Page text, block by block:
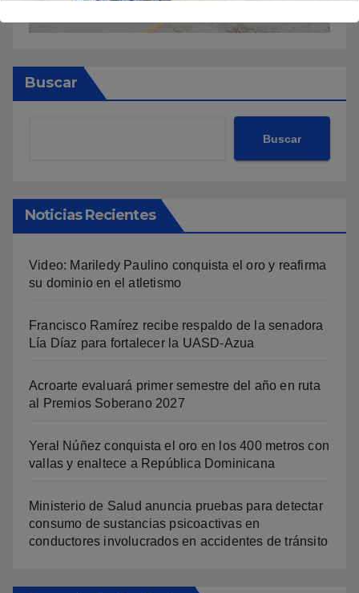
Buscar
Buscar
Noticias Recientes
Video: Mariledy Paulino conquista el oro y reafirma
su dominio en el atletismo
Francisco Ramírez recibe respaldo de la senadora
Lía Díaz para fortalecer la UASD-Azua
Acroarte evaluará primer semestre del año en ruta
al Premios Soberano 2027
Yeral Núñez conquista el oro en los 400 metros con
vallas y enaltece a República Dominicana
Ministerio de Salud anuncia pruebas para detectar
consumo de sustancias psicoactivas en
conductores involucrados en accidentes de tránsito